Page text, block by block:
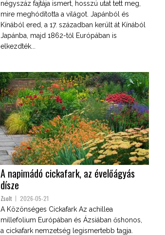
négyszáz fajtája ismert, hosszú utat tett meg,
mire meghódította a világot. Japánból és
Kínából ered, a 17. században került át Kínából
Japánba, majd 1862-től Európában is
elkezdték...
A napimádó cickafark, az évelőágyás
dísze
Zsolt 2026-05-21
A Közönséges Cickafark Az achillea
millefolium Európában és Ázsiában őshonos,
a cickafark nemzetség legismertebb tagja.